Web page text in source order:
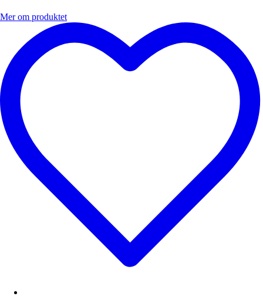
Mer om produktet